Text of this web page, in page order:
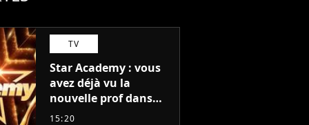
TV
Star Academy : vous
avez déjà vu la
nouvelle prof dans
The Voice et aux
15:20